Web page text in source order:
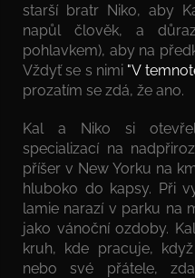
starší bratr Niko, aby
napůl člověk, a
pohlavkem), aby na
Vždyť se s nimi "V
prozatím se zdá, že ano.
Kal a Niko si
specializací na
příšer v New Yorku na
hluboko do kapsy. Při
lamie narazí v parku na
jako vánoční ozdoby.
kruh, kde pracuje,
nebo své přátele,